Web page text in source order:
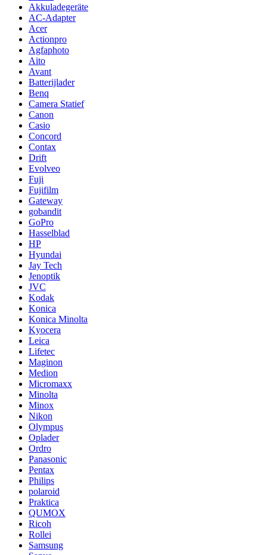
Akkuladegeräte
AC-Adapter
Acer
Actionpro
Agfaphoto
Aito
Avant
Batterijlader
Benq
Camera Statief
Canon
Casio
Concord
Contax
Drift
Evolveo
Fuji
Fujifilm
Gateway
gobandit
GoPro
Hasselblad
HP
Hyundai
Jay Tech
Jenoptik
JVC
Kodak
Konica
Konica Minolta
Kyocera
Leica
Lifetec
Maginon
Medion
Micromaxx
Minolta
Minox
Nikon
Olympus
Oplader
Ordro
Panasonic
Pentax
Philips
polaroid
Praktica
QUMOX
Ricoh
Rollei
Samsung